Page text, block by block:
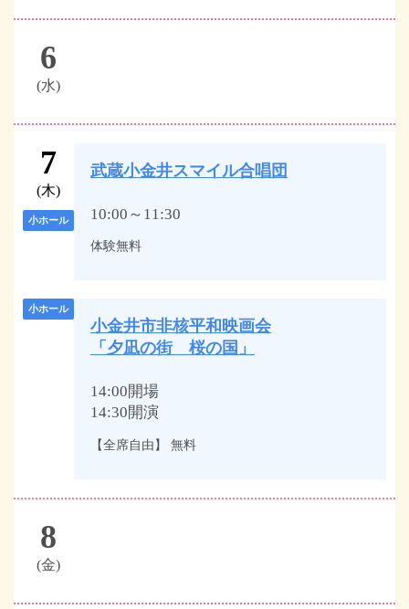
6
(水)
7
(木)
小ホール
武蔵小金井スマイル合唱団
10:00～11:30
体験無料
小ホール
小金井市非核平和映画会
「夕凪の街 桜の国」
14:00開場
14:30開演
【全席自由】 無料
8
(金)